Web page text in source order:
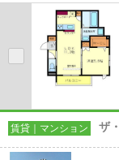
で、面倒なゴミ出しも楽に
賃貸｜マンション ザ